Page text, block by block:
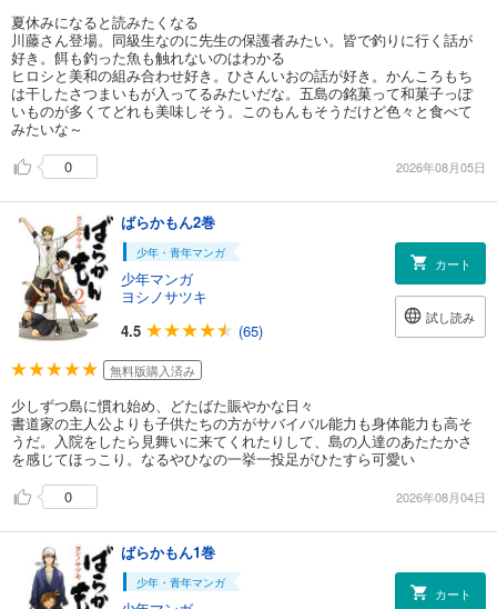
夏休みになると読みたくなる
川藤さん登場。同級生なのに先生の保護者みたい。皆で釣りに行く話が
好き。餌も釣った魚も触れないのはわかる
ヒロシと美和の組み合わせ好き。ひさんいおの話が好き。かんころもち
は干したさつまいもが入ってるみたいだな。五島の銘菓って和菓子っぽ
いものが多くてどれも美味しそう。このもんもそうだけど色々と食べて
みたいな～
0
2026年08月05日
ばらかもん2巻
少年・青年マンガ
少年マンガ
ヨシノサツキ
4.5
(65)
カート
試し読み
無料版購入済み
少しずつ島に慣れ始め、どたばた賑やかな日々
書道家の主人公よりも子供たちの方がサバイバル能力も身体能力も高そ
うだ。入院をしたら見舞いに来てくれたりして、島の人達のあたたかさ
を感じてほっこり。なるやひなの一挙一投足がひたすら可愛い
0
2026年08月04日
ばらかもん1巻
少年・青年マンガ
カート